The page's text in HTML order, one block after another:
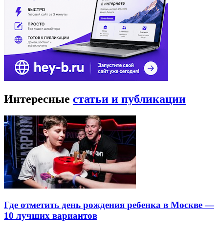
Интересные статьи и публикации
Где отметить день рождения ребенка в Москве —
10 лучших вариантов